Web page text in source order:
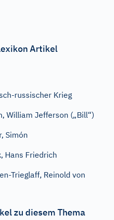
Artikel
russischer Krieg
William Jefferson („Bill“)
Simón
Hans Friedrich
Trieglaff, Reinold von
zu diesem Thema